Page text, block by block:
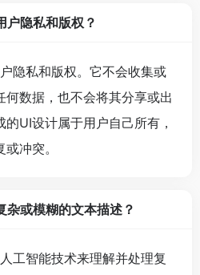
隐私和版权？
隐私和版权。它不会收集或
数据，也不会将其分享或出
UI设计属于用户自己所有，
冲突。
或模糊的文本描述？
工智能技术来理解并处理复